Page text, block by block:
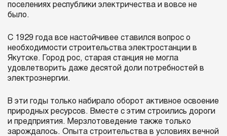
поселениях республики электричества и вовсе не
было.
С 1929 года все настойчивее ставился вопрос о
необходимости строительства электростанции в
Якутске. Город рос, старая станция не могла
удовлетворить даже десятой доли потребностей в
электроэнергии.
В эти годы только набирало оборот активное освоение
природных ресурсов. Вместе с этим строились дороги
и предприятия. Мерзлотоведение также только
зарождалось. Опыта строительства в условиях вечной